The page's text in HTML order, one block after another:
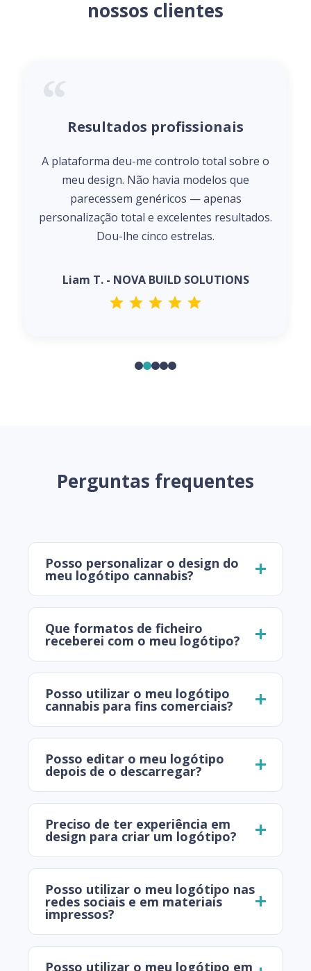
nossos clientes
Resultados profissionais
A plataforma deu-me controlo total sobre o
meu design. Não havia modelos que
parecessem genéricos — apenas
personalização total e excelentes resultados.
Dou-lhe cinco estrelas.
Liam T. - NOVA BUILD SOLUTIONS
Perguntas frequentes
Posso personalizar o design do
meu logótipo cannabis?
Que formatos de ficheiro
receberei com o meu logótipo?
Posso utilizar o meu logótipo
cannabis para fins comerciais?
Posso editar o meu logótipo
depois de o descarregar?
Preciso de ter experiência em
design para criar um logótipo?
Posso utilizar o meu logótipo nas
redes sociais e em materiais
impressos?
Posso utilizar o meu logótipo em